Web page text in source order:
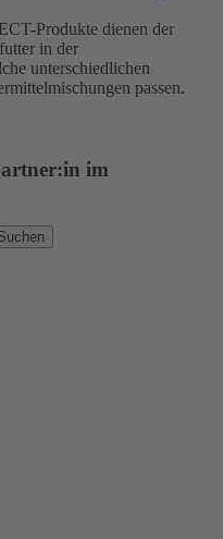
Produkte dienen der
in der
unterschiedlichen
passen.
im